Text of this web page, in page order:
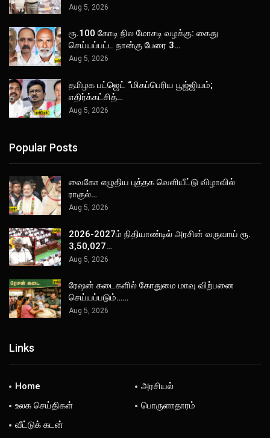
Aug 5, 2026
ரூ.100 கோடி நில மோசடி வழக்கு: கைது
செய்யப்பட்ட நான்கு பேரை 3…
Aug 5, 2026
தமிழக பட்ஜெட் “மிகப்பெரிய பூஜ்ஜியம்;
எதிர்க்கட்சித்…
Aug 5, 2026
Popular Posts
வைகோ எழுதிய புத்தக வெளியீட்டு விழாவில்
ராகுல்…
Aug 5, 2026
2026-2027ம் நிதியாண்டில் அரசின் வருவாய் ரூ.
3,50,027…
Aug 5, 2026
ரேஷன் கடைகளில் கோதுமை மாவு விற்பனை
செய்யப்படும்……
Aug 5, 2026
Links
Home
அரசியல்
உலக செய்திகள்
பொருளாதாரம்
வீட்டுக் கடன்